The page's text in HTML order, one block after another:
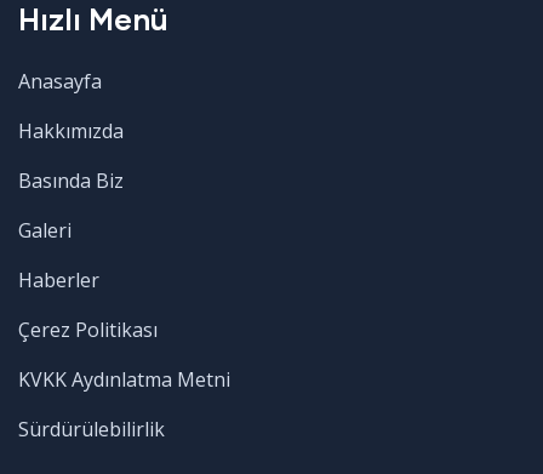
Hızlı Menü
Anasayfa
Hakkımızda
Basında Biz
Galeri
Haberler
Çerez Politikası
KVKK Aydınlatma Metni
Sürdürülebilirlik